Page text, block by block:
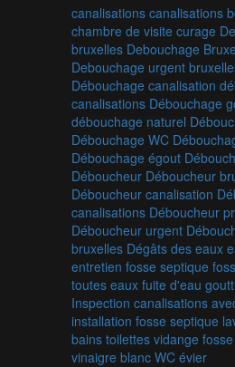
canalisations canalisations
chambre de visite curage
bruxelles Debouchage
Debouchage urgent
Débouchage canalisation
canalisations Débouchage
débouchage naturel
Débouchage WC
Débouchage égout
Déboucheur Déboucheur
Déboucheur canalisation
canalisations Déboucheur
Déboucheur urgent
bruxelles Dégâts des eaux
entretien fosse septique
toutes eaux fuite d'eau
Inspection canalisations
installation fosse septique
bains toilettes vidange
vinaigre blanc WC évier